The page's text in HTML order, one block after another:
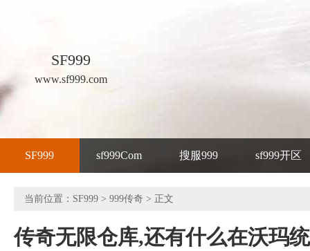
SF999
www.sf999.com
SF999 sf999Com 搜服999 sf999开区
当前位置： SF999 > 999传奇 > 正文
传奇无限仓库,还有什么在沃玛